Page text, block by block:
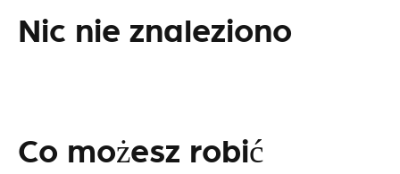
Nic nie znaleziono
Co możesz robić